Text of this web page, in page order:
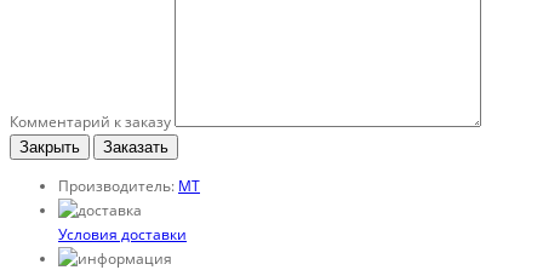
Комментарий к заказу
Закрыть Заказать
Производитель: MT
Условия доставки